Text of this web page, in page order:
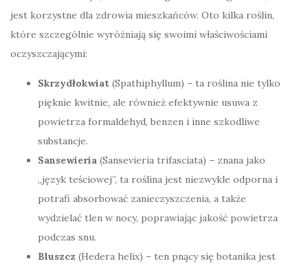
jest korzystne dla zdrowia mieszkańców. Oto kilka roślin,
które szczególnie wyróżniają się swoimi właściwościami
oczyszczającymi:
Skrzydłokwiat (Spathiphyllum) – ta roślina nie tylko
pięknie kwitnie, ale również efektywnie usuwa z
powietrza formaldehyd, benzen i inne szkodliwe
substancje.
Sansewieria (Sansevieria trifasciata) – znana jako
„język teściowej”, ta roślina jest niezwykle odporna i
potrafi absorbować zanieczyszczenia, a także
wydzielać tlen w nocy, poprawiając jakość powietrza
podczas snu.
Bluszcz (Hedera helix) – ten pnący się botanika jest